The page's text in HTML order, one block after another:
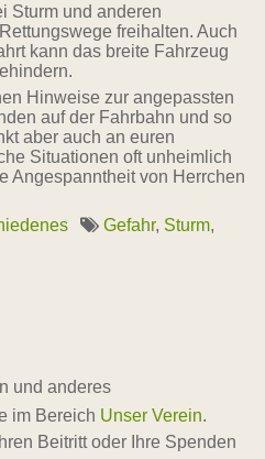
Sturm und anderen
freihalten. Auch
kann das breite Fahrzeug
Hinweise zur angepassten
auf der Fahrbahn und so
aber auch an euren
Situationen oft unheimlich
Angespanntheit von Herrchen
Gefahr, Sturm,
und anderes
im Bereich Unser Verein.
Beitritt oder Ihre Spenden